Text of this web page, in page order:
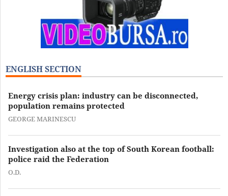
ENGLISH SECTION
Energy crisis plan: industry can be disconnected,
population remains protected
GEORGE MARINESCU
Investigation also at the top of South Korean football:
police raid the Federation
O.D.